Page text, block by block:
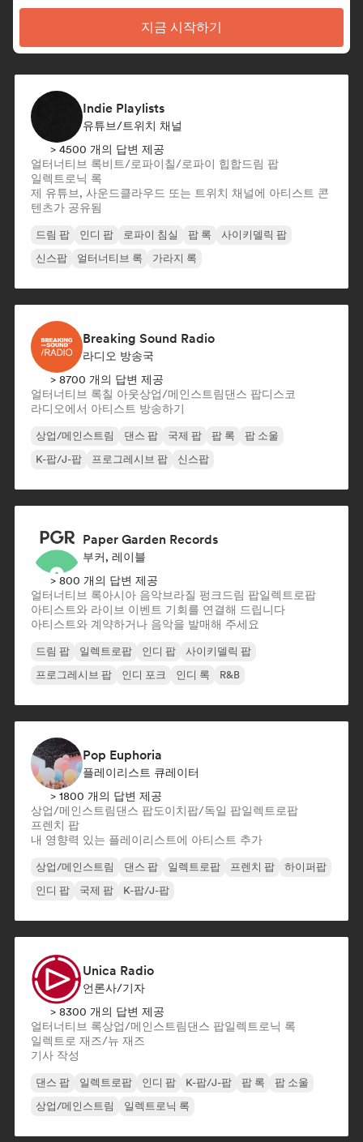
지금 시작하기
Indie Playlists
유튜브/트위치 채널
> 4500 개의 답변 제공
얼터너티브 록비트/로파이칠/로파이 힙합드림 팝
일렉트로닉 록
제 유튜브, 사운드클라우드 또는 트위치 채널에 아티스트 콘
텐츠가 공유됨
드림 팝 인디 팝 로파이 침실 팝 록
사이키델릭 팝
신스팝
얼터너티브 록 가라지 록
Breaking Sound Radio
라디오 방송국
> 8700 개의 답변 제공
얼터너티브 록칠 아웃상업/메인스트림댄스 팝디스코
라디오에서 아티스트 방송하기
상업/메인스트림 댄스 팝 국제 팝 팝 록
팝 소울
K-팝/J-팝
프로그레시브 팝 신스팝
Paper Garden Records
부커, 레이블
> 800 개의 답변 제공
얼터너티브 록아시아 음악브라질 펑크 드림 팝일렉트로팝
아티스트와 라이브 이벤트 기회를 연결해 드립니다
아티스트와 계약하거나 음악을 발매해 주세요
드림 팝 일렉트로팝 인디 팝
사이키델릭 팝
프로그레시브 팝
인디 포크 인디 록 R&B
Pop Euphoria
플레이리스트 큐레이터
> 1800 개의 답변 제공
상업/메인스트림댄스 팝도이치팝/독일 팝일렉트로팝
프렌치 팝
내 영향력 있는 플레이리스트에 아티스트 추가
상업/메인스트림 댄스 팝 일렉트로팝 프렌치 팝
하이퍼팝
인디 팝
국제 팝 K-팝/J-팝
Unica Radio
언론사/기자
> 8300 개의 답변 제공
얼터너티브 록상업/메인스트림댄스 팝일렉트로닉 록
일렉트로 재즈/뉴 재즈
기사 작성
댄스 팝 일렉트로팝 인디 팝 K-팝/J-팝 팝 록
팝 소울
상업/메인스트림
일렉트로닉 록